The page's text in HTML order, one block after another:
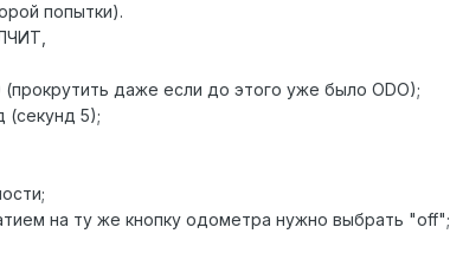
попытки).
даже если до этого уже было ODO);
(секунд 5);
на ту же кнопку одометра нужно выбрать "off";